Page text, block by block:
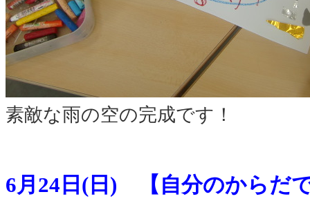
素敵な雨の空の完成です！
6月24日(日) 【自分のからだ